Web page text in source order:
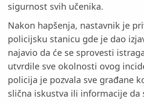
sigurnost svih učenika.
Nakon hapšenja, nastavnik je
policijsku stanicu gde je dao
najavio da će se sprovesti
utvrdile sve okolnosti ovog
policija je pozvala sve građane
slična iskustva ili informacije da